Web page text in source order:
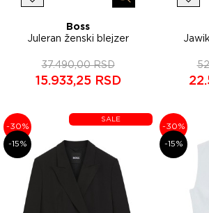
Boss
Juleran ženski blejzer
37.490,00 RSD
15.933,25 RSD
-30%
-15%
SALE
-30%
-15%